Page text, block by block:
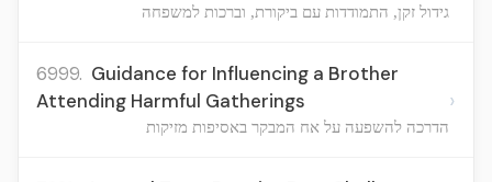
גידול זקן, התמודדות עם ביקורת, וברכות למשפחה
6999. Guidance for Influencing a Brother
Attending Harmful Gatherings
הדרכה להשפעה על אח המבקר באסיפות מזיקות
›